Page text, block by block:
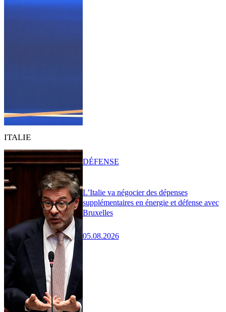
ITALIE
L’Italie va négocier des dépenses
supplémentaires en énergie et défense avec
Bruxelles
05.08.2026
DÉFENSE